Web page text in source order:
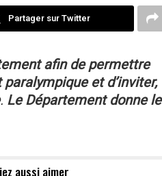
Partager sur Twitter
afin de permettre
et d’inviter,
. Le Département donne le
aussi aimer